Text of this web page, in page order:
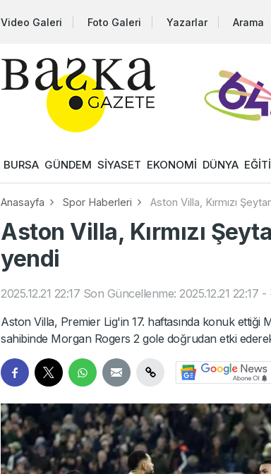
Video Galeri Foto Galeri Yazarlar Arama
BURSA GÜNDEM SİYASET EKONOMİ DÜNYA
Anasayfa Spor Haberleri Aston Villa, Kırmızı
Aston Villa, Kırmızı
yendi
2025.12.21 22:17 Son Güncellenme: 2025.12.21 22:17 -
Aston Villa, Premier Lig'in 17. haftasında konuk ettiği
sahibinde Morgan Rogers 2 gole doğrudan etki ederek